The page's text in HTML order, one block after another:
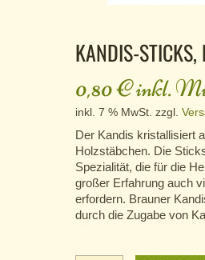
KANDIS-STICKS,
0,80€inkl.
inkl. 7 % MwSt. zzgl.
Der Kandis kristallisiert
Holzstäbchen. Die
Spezialität, die für die
großer Erfahrung auch
erfordern. Brauner
durch die Zugabe von